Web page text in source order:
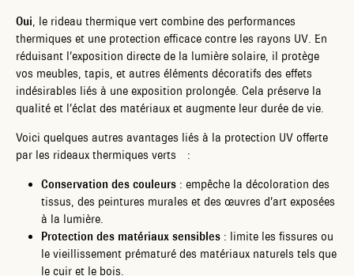
Oui, le rideau thermique vert combine des performances
thermiques et une protection efficace contre les rayons UV. En
réduisant l’exposition directe de la lumière solaire, il protège
vos meubles, tapis, et autres éléments décoratifs des effets
indésirables liés à une exposition prolongée. Cela préserve la
qualité et l’éclat des matériaux et augmente leur durée de vie.
Voici quelques autres avantages liés à la protection UV offerte
par les rideaux thermiques verts :
Conservation des couleurs : empêche la décoloration des
tissus, des peintures murales et des œuvres d’art exposées
à la lumière.
Protection des matériaux sensibles : limite les fissures ou
le vieillissement prématuré des matériaux naturels tels que
le cuir et le bois.